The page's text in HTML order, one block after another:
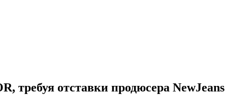
требуя отставки продюсера NewJeans